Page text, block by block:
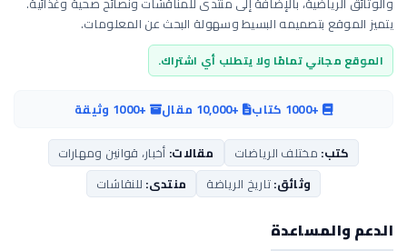
يتميز الموقع بتصميمه البسيط وسهولة البحث عن المعلومات.
الموقع مجاني تمامًا ولا يتطلب أي اشتراك.
+1000 كتاب +10,000 مقال
+1000 وثيقة
كتب: مختلف الرياضات مقالات: أخبار، قوانين ومهارات
وثائق:تاريخ الرياضة منتدى: للنقاشات
الدعم والمساعدة